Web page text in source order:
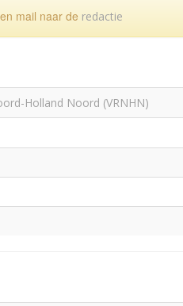
mail naar de redactie
Holland Noord (VRNHN)